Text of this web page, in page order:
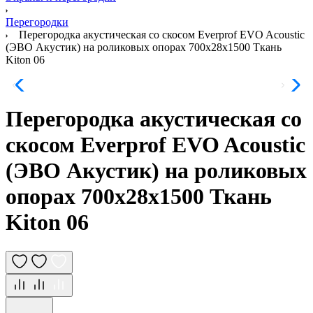
Перегородки
Перегородка акустическая со скосом Everprof EVO Acoustic
(ЭВО Акустик) на роликовых опорах 700х28х1500 Ткань
Kiton 06
Перегородка акустическая со
скосом Everprof EVO Acoustic
(ЭВО Акустик) на роликовых
опорах 700х28х1500 Ткань
Kiton 06